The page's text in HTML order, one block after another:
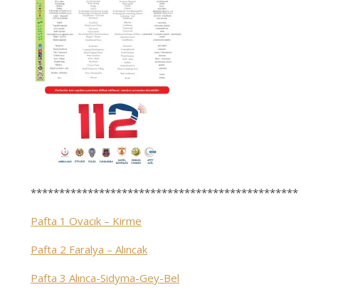
***********************************************
Pafta 1 Ovacık – Kirme
Pafta 2 Faralya – Alıncak
Pafta 3 Alınca-Sidyma-Gey-Bel